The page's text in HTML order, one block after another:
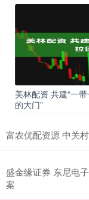
美林配资 共建“一
的大门”
富农优配资源 中关
盛金缘证券 东尼电
案